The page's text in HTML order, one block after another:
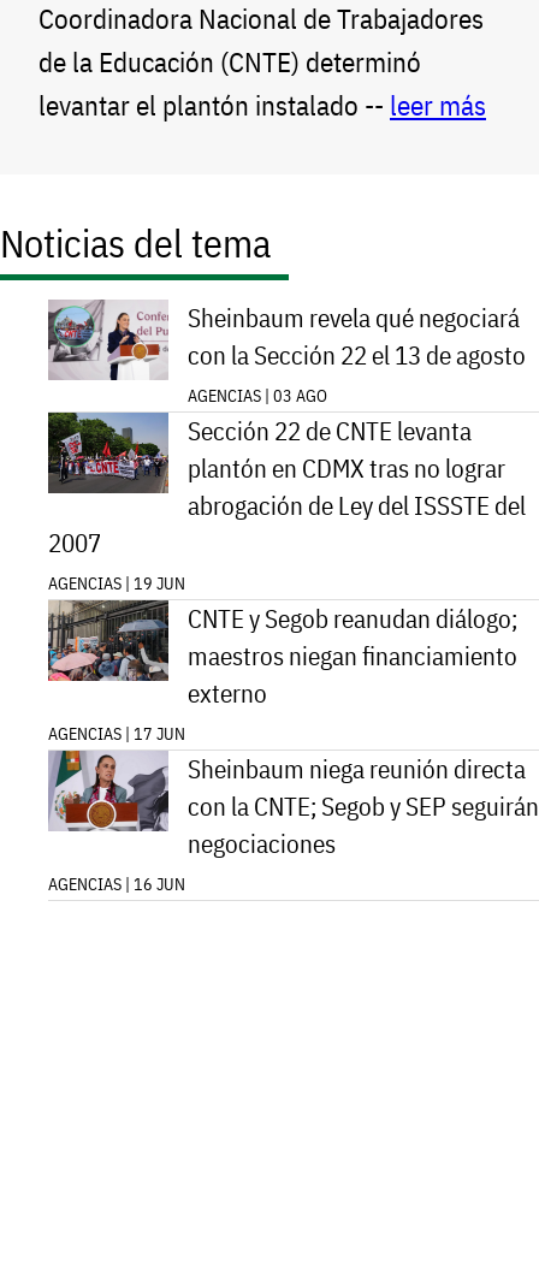
Coordinadora Nacional de Trabajadores
de la Educación (CNTE) determinó
levantar el plantón instalado -- leer más
Noticias del tema
Sheinbaum revela qué negociará
con la Sección 22 el 13 de agosto
AGENCIAS | 03 AGO
Sección 22 de CNTE levanta
plantón en CDMX tras no lograr
abrogación de Ley del ISSSTE del
2007
AGENCIAS | 19 JUN
CNTE y Segob reanudan diálogo;
maestros niegan financiamiento
externo
AGENCIAS | 17 JUN
Sheinbaum niega reunión directa
con la CNTE; Segob y SEP seguirán
negociaciones
AGENCIAS | 16 JUN